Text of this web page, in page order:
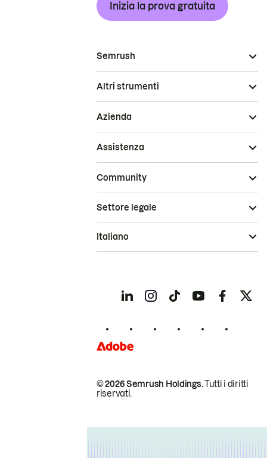
Inizia la prova gratuita
Semrush
Altri strumenti
Azienda
Assistenza
Community
© 2026 Semrush Holdings.Tutti i diritti
riservati.
Settore legale
Italiano